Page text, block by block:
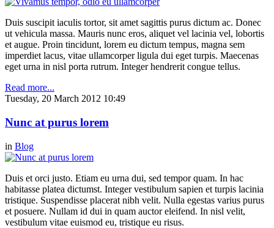
Duis suscipit iaculis tortor, sit amet sagittis purus dictum ac. Donec
ut vehicula massa. Mauris nunc eros, aliquet vel lacinia vel, lobortis
et augue. Proin tincidunt, lorem eu dictum tempus, magna sem
imperdiet lacus, vitae ullamcorper ligula dui eget turpis. Maecenas
eget urna in nisl porta rutrum. Integer hendrerit congue tellus.
Read more...
Tuesday, 20 March 2012 10:49
Nunc at purus lorem
in Blog
Duis et orci justo. Etiam eu urna dui, sed tempor quam. In hac
habitasse platea dictumst. Integer vestibulum sapien et turpis lacinia
tristique. Suspendisse placerat nibh velit. Nulla egestas varius purus
et posuere. Nullam id dui in quam auctor eleifend. In nisl velit,
vestibulum vitae euismod eu, tristique eu risus.